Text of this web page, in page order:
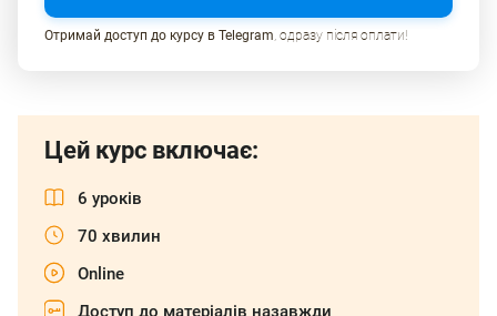
Отримай доступ до курсу в Telegram, одразу після оплати!
Цей курс включає:
6 уроків
70 хвилин
Online
Доступ до матеріалів назавжди